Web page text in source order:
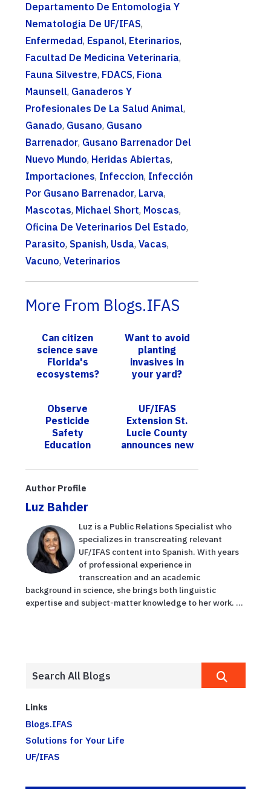
Departamento De Entomologia Y
Nematologia De UF/IFAS,
Enfermedad, Espanol, Eterinarios,
Facultad De Medicina Veterinaria,
Fauna Silvestre, FDACS, Fiona
Maunsell, Ganaderos Y
Profesionales De La Salud Animal,
Ganado, Gusano, Gusano
Barrenador, Gusano Barrenador Del
Nuevo Mundo, Heridas Abiertas,
Importaciones, Infeccion, Infección
Por Gusano Barrenador, Larva,
Mascotas, Michael Short, Moscas,
Oficina De Veterinarios Del Estado,
Parasito, Spanish, Usda, Vacas,
Vacuno, Veterinarios
More From Blogs.IFAS
Can citizen
science save
Florida's
ecosystems?
surge in
invasive
species de...
Want to avoid
planting
invasives in
your yard?
website first
Observe
Pesticide
Safety
Education
Essential tips
household
pesticide use
UF/IFAS
Extension St.
Lucie County
announces new
Author Profile
Luz Bahder
Luz is a Public Relations Specialist who
specializes in transcreating relevant
UF/IFAS content into Spanish. With years
of professional experience in
transcreation and an academic
background in science, she brings both linguistic
expertise and subject-matter knowledge to her work. ...
Links
Blogs.IFAS
Solutions for Your Life
UF/IFAS